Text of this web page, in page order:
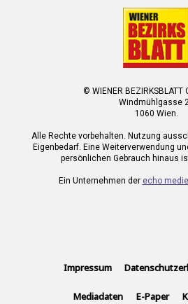
© WIENER BEZIRKSBLATT
Windmühlgasse
1060 Wien.
Alle Rechte vorbehalten. Nutzung
Eigenbedarf. Eine Weiterverwendung
persönlichen Gebrauch hinaus
Ein Unternehmen der echo
Impressum
Mediadaten E-Paper